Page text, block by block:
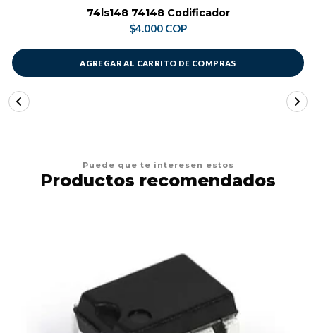
74ls148 74148 Codificador
$4.000 COP
AGREGAR AL CARRITO DE COMPRAS
Puede que te interesen estos
Productos recomendados